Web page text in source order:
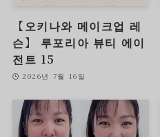
【오키나와 메이크업 레
슨】 루포리아 뷰티 에이
전트 15
2026년 7월 16일